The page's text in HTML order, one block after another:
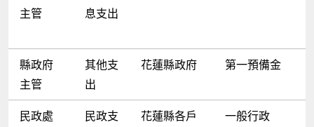
主管
息支出
縣政府
主管
其他支
出
花蓮縣政府 第一預備金
民政處
民政支
花蓮縣各戶
一般行政